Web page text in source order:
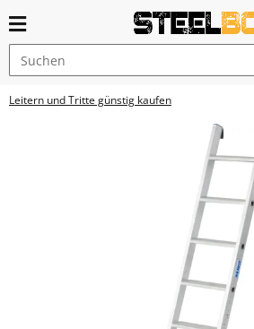
Leitern und Tritte günstig kaufen